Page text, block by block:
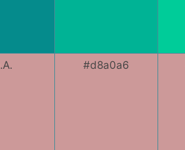
#d8a0a6